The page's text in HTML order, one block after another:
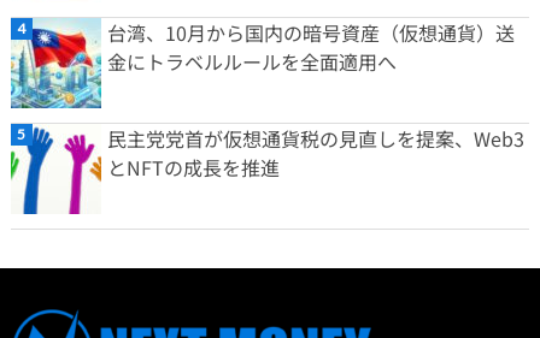
台湾、10月から国内の暗号資産（仮想通貨）送
金にトラベルルールを全面適用へ
民主党党首が仮想通貨税の見直しを提案、Web3
とNFTの成長を推進